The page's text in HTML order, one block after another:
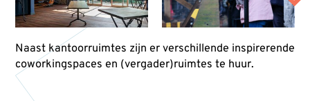
Naast kantoorruimtes zijn er verschillende inspirerende
coworkingspaces en (vergader)ruimtes te huur.